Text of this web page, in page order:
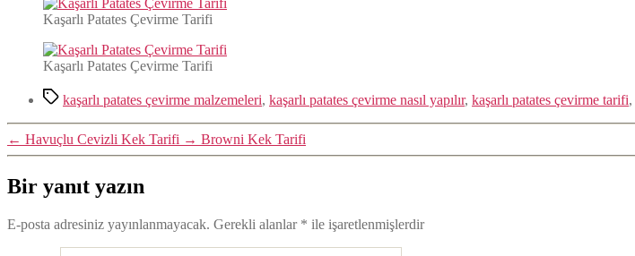
Kaşarlı Patates Çevirme Tarifi
Kaşarlı Patates Çevirme Tarifi
Etiketler
kaşarlı patates çevirme malzemeleri, kaşarlı patates çevirme nasıl yapılır, kaşarlı patates çevirme tarifi,
← Havuçlu Cevizli Kek Tarifi → Browni Kek Tarifi
Bir yanıt yazın
E-posta adresiniz yayınlanmayacak. Gerekli alanlar * ile işaretlenmişlerdir